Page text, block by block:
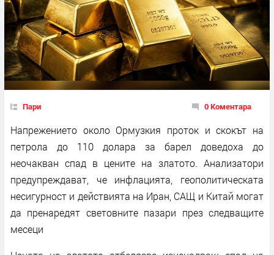
Пари 0 Коментара
Напрежението около Ормузкия проток и скокът на
петрола до 110 долара за барел доведоха до
неочакван спад в цените на златото. Анализатори
предупреждават, че инфлацията, геополитическата
несигурност и действията на Иран, САЩ и Китай могат
да пренаредят световните пазари през следващите
месеци